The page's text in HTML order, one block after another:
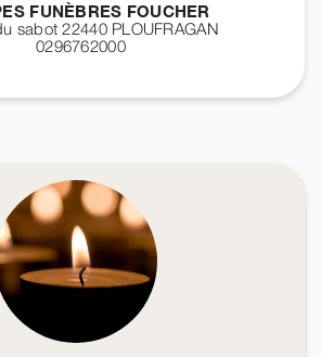
FUNÈBRES FOUCHER
sabot 22440 PLOUFRAGAN
0296762000